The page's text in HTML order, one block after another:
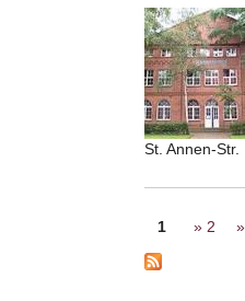
St. Annen-
Seiten
1 2